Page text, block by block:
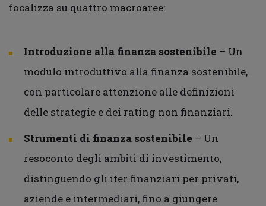
focalizza su quattro macroaree:
Introduzione alla finanza sostenibile – Un
modulo introduttivo alla finanza sostenibile,
con particolare attenzione alle definizioni
delle strategie e dei rating non finanziari.
Strumenti di finanza sostenibile – Un
resoconto degli ambiti di investimento,
distinguendo gli iter finanziari per privati,
aziende e intermediari, fino a giungere